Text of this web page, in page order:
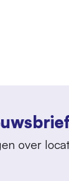
over